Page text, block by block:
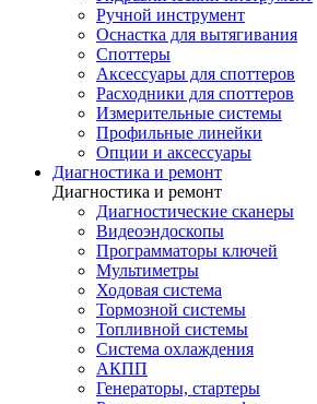
Ручной инструмент
Оснастка для вытягивания
Споттеры
Аксессуары для споттеров
Расходники для споттеров
Измерительные системы
Профильные линейки
Опции и аксессуары
Диагностика и ремонт
Диагностика и ремонт
Диагностические сканеры
Видеоэндоскопы
Программаторы ключей
Мультиметры
Ходовая система
Тормозной системы
Топливной системы
Система охлаждения
АКПП
Генераторы, стартеры